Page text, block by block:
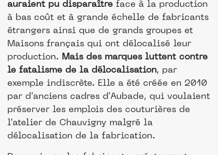
auraient pu disparaître face à la production
à bas coût et à grande échelle de fabricants
étrangers ainsi que de grands groupes et
Maisons français qui ont délocalisé leur
production. Mais des marques luttent contre
le fatalisme de la délocalisation, par
exemple indiscrète. Elle a été créée en 2010
par d'anciens cadres d'Aubade, qui voulaient
préserver les emplois des couturières de
l'atelier de Chauvigny malgré la
délocalisation de la fabrication.